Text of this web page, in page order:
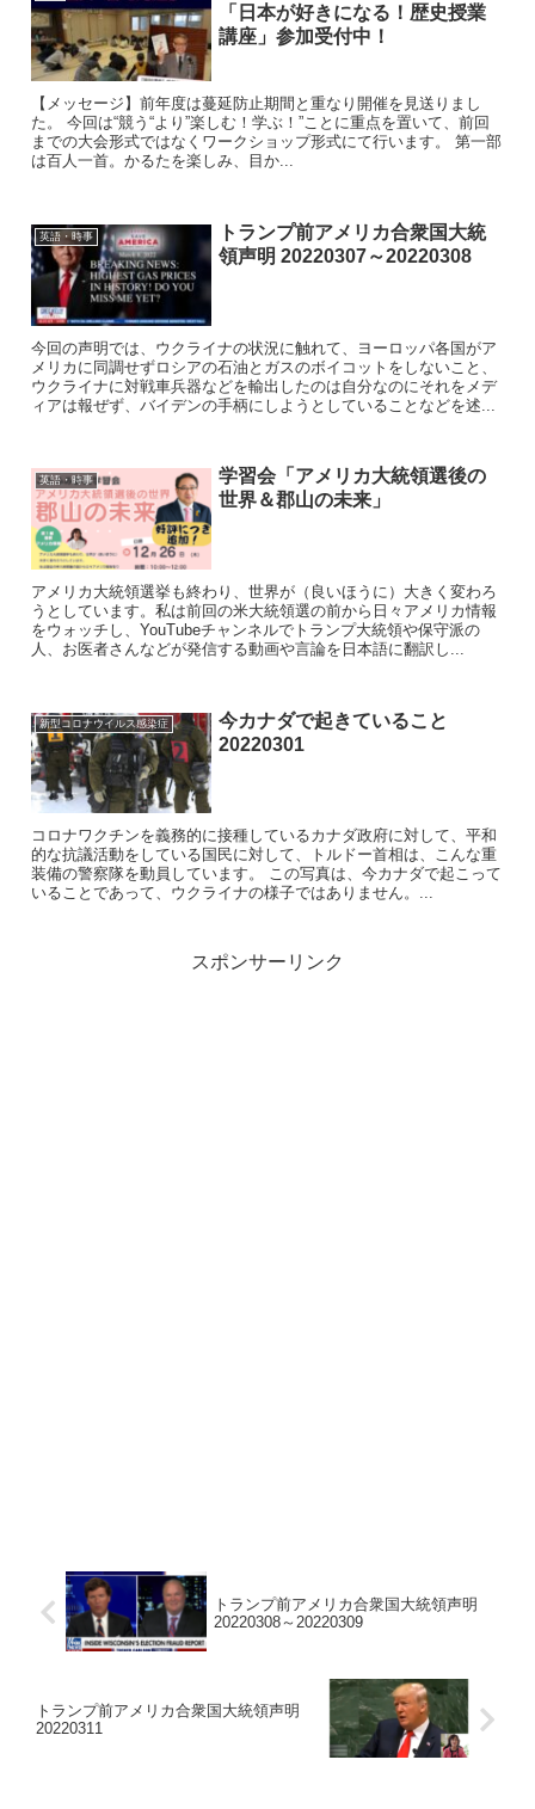
「日本が好きになる！歴史授業
講座」参加受付中！
【メッセージ】前年度は蔓延防止期間と重なり開催を見送りまし
た。 今回は“競う“より”楽しむ！学ぶ！”ことに重点を置いて、前回
までの大会形式ではなくワークショップ形式にて行います。 第一部
は百人一首。かるたを楽しみ、目か...
英語・時事
トランプ前アメリカ合衆国大統
領声明 20220307～20220308
今回の声明では、ウクライナの状況に触れて、ヨーロッパ各国がア
メリカに同調せずロシアの石油とガスのボイコットをしないこと、
ウクライナに対戦車兵器などを輸出したのは自分なのにそれをメデ
ィアは報ぜず、バイデンの手柄にしようとしていることなどを述...
英語・時事
学習会「アメリカ大統領選後の
世界＆郡山の未来」
アメリカ大統領選挙も終わり、世界が（良いほうに）大きく変わろ
うとしています。私は前回の米大統領選の前から日々アメリカ情報
をウォッチし、YouTubeチャンネルでトランプ大統領や保守派の
人、お医者さんなどが発信する動画や言論を日本語に翻訳し...
新型コロナウイルス感染症
今カナダで起きていること
20220301
コロナワクチンを義務的に接種しているカナダ政府に対して、平和
的な抗議活動をしている国民に対して、トルドー首相は、こんな重
装備の警察隊を動員しています。 この写真は、今カナダで起こって
いることであって、ウクライナの様子ではありません。...
スポンサーリンク
トランプ前アメリカ合衆国大統領声明
20220308～20220309
トランプ前アメリカ合衆国大統領声明
20220311